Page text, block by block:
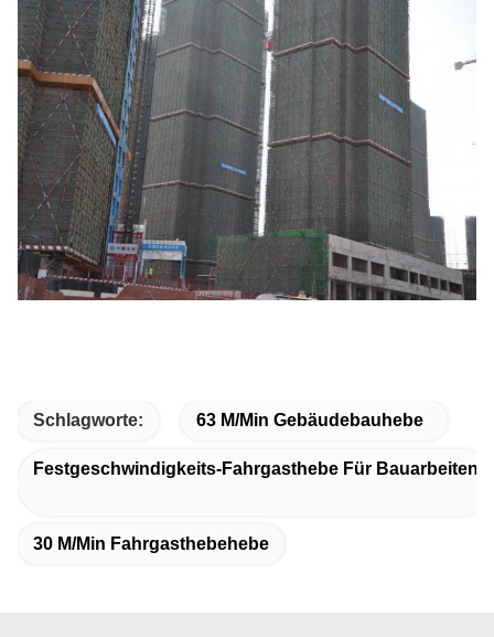
Schlagworte: 63 M/min Gebäudebauhebe
Festgeschwindigkeits-Fahrgasthebe Für Bauarbeiten
30 M/min Fahrgasthebehebe